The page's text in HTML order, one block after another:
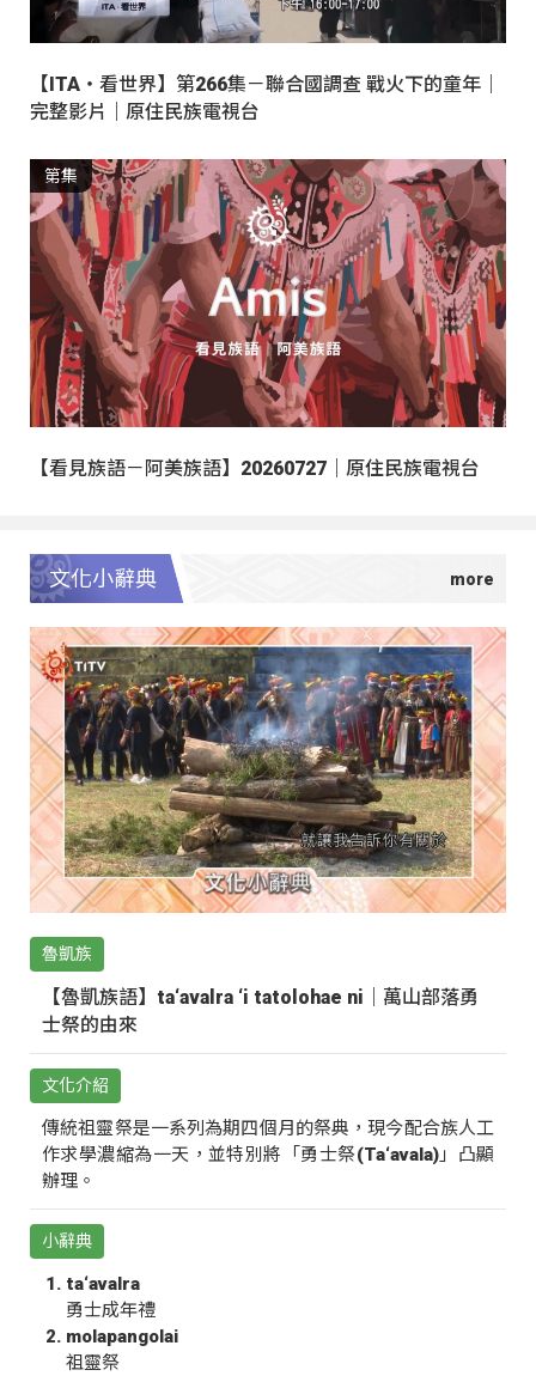
【ITA・看世界】第266集－聯合國調查 戰火下的童年｜
完整影片｜原住民族電視台
第集
【看見族語－阿美族語】20260727｜原住民族電視台
文化小辭典
魯凱族
【魯凱族語】ta‘avalra ‘i tatolohae ni｜萬山部落勇
士祭的由來
文化介紹
傳統祖靈祭是一系列為期四個月的祭典，現今配合族人工
作求學濃縮為一天，並特別將「勇士祭(Ta‘avala)」凸顯
辦理。
小辭典
ta‘avalra
勇士成年禮
molapangolai
祖靈祭